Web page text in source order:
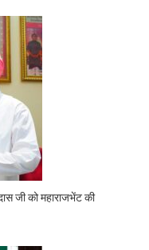
जी को महाराजभेंट की